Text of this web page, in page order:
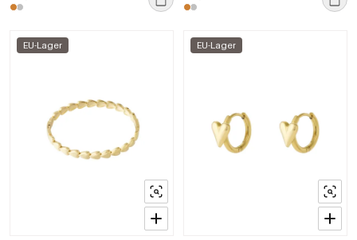
EU-Lager EU-Lager